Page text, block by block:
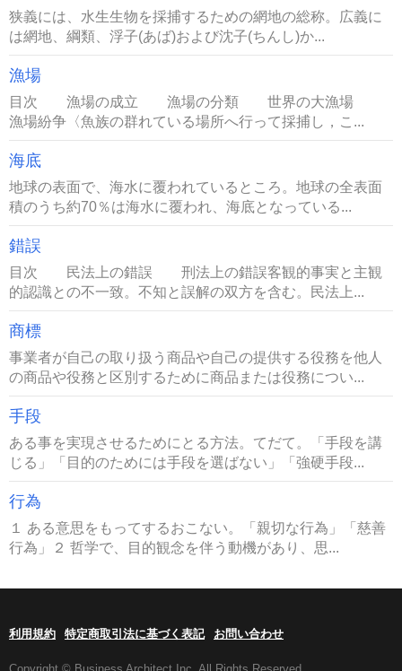
狭義には、水生生物を採捕するための網地の総称。広義に
は網地、綱類、浮子(あば)および沈子(ちんし)か...
漁場
目次 漁場の成立 漁場の分類 世界の大漁場
漁場紛争〈魚族の群れている場所へ行って採捕し，こ...
海底
地球の表面で、海水に覆われているところ。地球の全表面
積のうち約70％は海水に覆われ、海底となっている...
錯誤
目次 民法上の錯誤 刑法上の錯誤客観的事実と主観
的認識との不一致。不知と誤解の双方を含む。民法上...
商標
事業者が自己の取り扱う商品や自己の提供する役務を他人
の商品や役務と区別するために商品または役務につい...
手段
ある事を実現させるためにとる方法。てだて。「手段を講
じる」「目的のためには手段を選ばない」「強硬手段...
行為
１ ある意思をもってするおこない。「親切な行為」「慈善
行為」２ 哲学で、目的観念を伴う動機があり、思...
利用規約 特定商取引法に基づく表記 お問い合わせ
Copyright © Business Architect Inc. All Rights Reserved.